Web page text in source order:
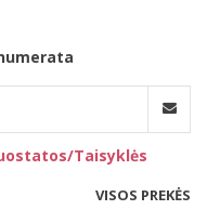
Taisyklės
VISOS PREKĖS